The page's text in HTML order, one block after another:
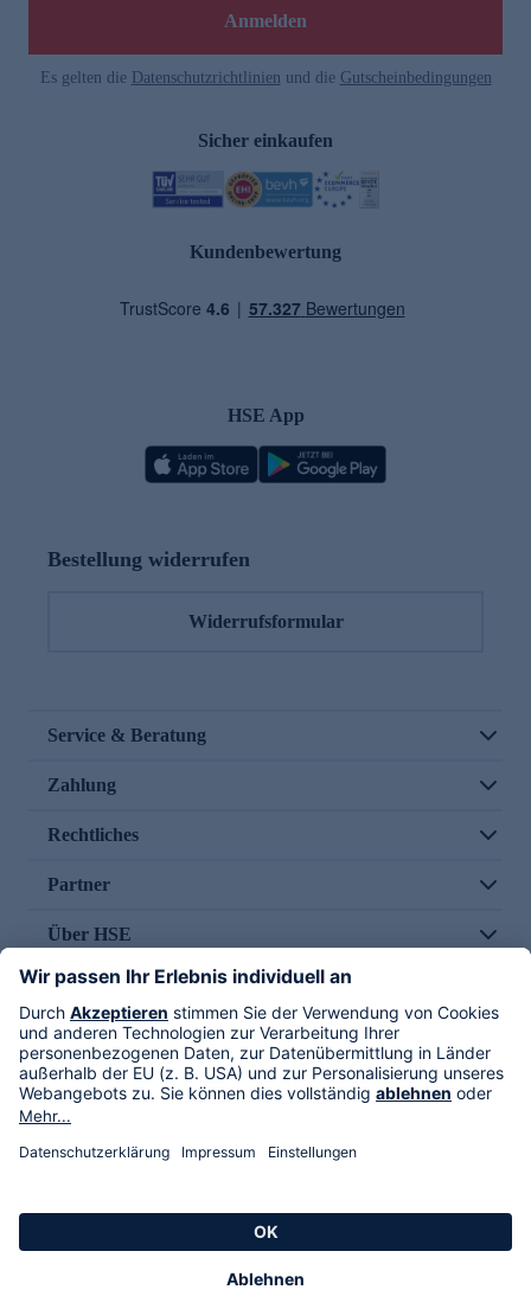
Anmelden
Es gelten die Datenschutzrichtlinien und die Gutscheinbedingungen
Sicher einkaufen
Kundenbewertung
HSE App
Bestellung widerrufen
Widerrufsformular
Service & Beratung
Zahlung
Rechtliches
Partner
Über HSE
Im TV
HSE International